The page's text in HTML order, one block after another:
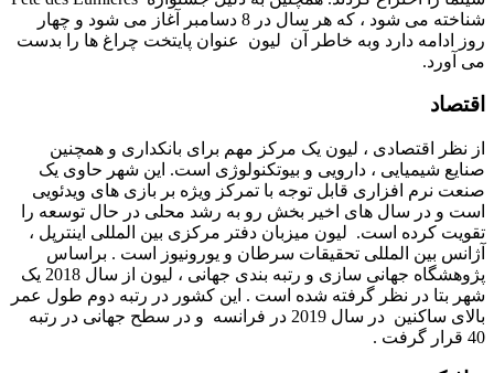
شناخته می شود ، که هر سال در 8 دسامبر آغاز می شود و چهار
ادامه دارد وبه خاطر آن لیون عنوان پایتخت چراغ ها را بدست
اقتصادی ، لیون یک مرکز مهم برای بانکداری و همچنین
شیمیایی ، دارویی و بیوتکنولوژی است. این شهر حاوی یک
نرم افزاری قابل توجه با تمرکز ویژه بر بازی های ویدئویی
و در سال های اخیر بخش رو به رشد محلی در حال توسعه را
کرده است. لیون میزبان دفتر مرکزی بین المللی اینترپل ،
بین المللی تحقیقات سرطان و یورونیوز است . براساس
پژوهشگاه جهانی سازی و رتبه بندی جهانی ، لیون از سال 2018 یک
بتا در نظر گرفته شده است . این کشور در رتبه دوم طول عمر
بالای ساکنین در سال 2019 در فرانسه و در سطح جهانی در رتبه